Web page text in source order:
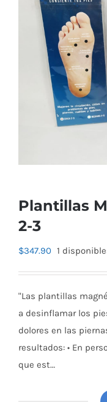
Plantillas
2-3
$347.90 1
"Las plantillas
a desinflamar los
dolores en las
resultados: • En
que est…